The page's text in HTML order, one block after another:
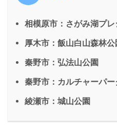
相模原市：さがみ湖プ
厚木市：飯山白山森林公
秦野市：弘法山公園
秦野市：カルチャーパー
綾瀬市：城山公園